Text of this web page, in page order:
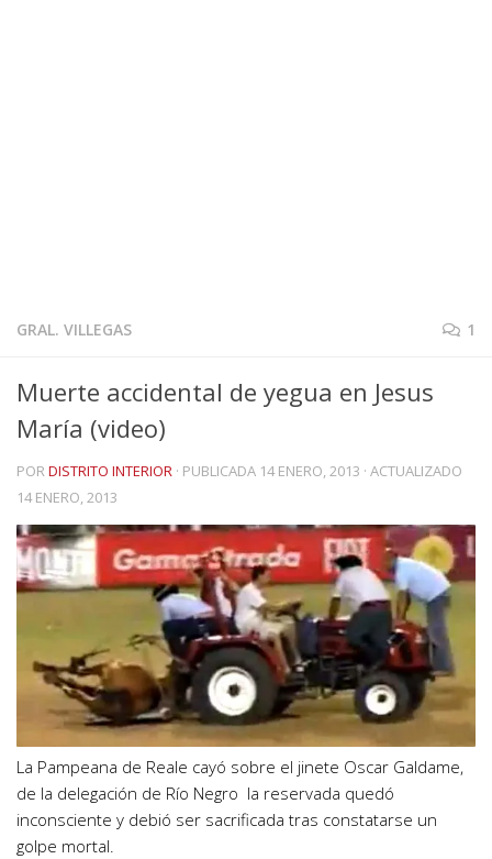
GRAL. VILLEGAS 1
Muerte accidental de yegua en Jesus
María (video)
PORDISTRITO INTERIOR · PUBLICADA 14 ENERO, 2013 · ACTUALIZADO
14 ENERO, 2013
La Pampeana de Reale cayó sobre el jinete Oscar Galdame,
de la delegación de Río Negro la reservada quedó
inconsciente y debió ser sacrificada tras constatarse un
golpe mortal.